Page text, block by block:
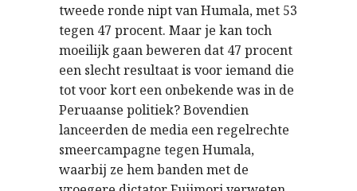
tweede ronde nipt van Humala, met 53
tegen 47 procent. Maar je kan toch
moeilijk gaan beweren dat 47 procent
een slecht resultaat is voor iemand die
tot voor kort een onbekende was in de
Peruaanse politiek? Bovendien
lanceerden de media een regelrechte
smeercampagne tegen Humala,
waarbij ze hem banden met de